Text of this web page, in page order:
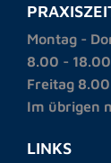
Montag -
8.00 -
Freitag
Im übrigen
LINKS